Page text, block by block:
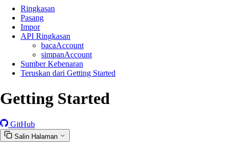
Ringkasan
Pasang
Impor
API Ringkasan
bacaAccount
simpanAccount
Sumber Kebenaran
Teruskan dari Getting Started
Getting Started
GitHub
Salin Halaman